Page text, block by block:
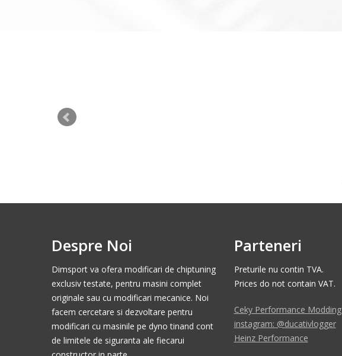
Despre Noi
Dimsport va ofera modificari de chiptuning
exclusiv testate, pentru masini complet
originale sau cu modificari mecanice. Noi
facem cercetare si dezvoltare pentru
modificari cu masinile pe dyno tinand cont
de limitele de siguranta ale fiecarui
Parteneri
Preturile nu contin TVA.
Prices do not contain VAT.
Ceky Performance Modding
instagram: @ducativlogger
Heinz Performance